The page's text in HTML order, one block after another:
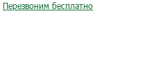
Перезвоним бесплатно